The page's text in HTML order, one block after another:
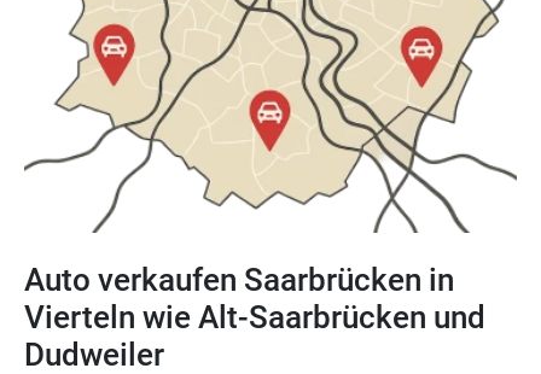
Auto verkaufen Saarbrücken in
Vierteln wie Alt-Saarbrücken und
Dudweiler